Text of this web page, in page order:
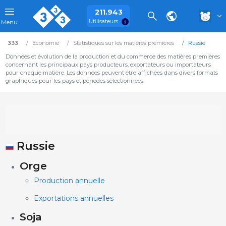
Menu
211.943
Utilisateurs
333 Economie Statistiques sur les matières premières
Russie
Données et évolution de la production et du commerce des matières premières
concernant les principaux pays producteurs, exportateurs ou importateurs
pour chaque matière. Les données peuvent être affichées dans divers formats
graphiques pour les pays et périodes sélectionnées.
Russie
Orge
Production annuelle
Exportations annuelles
Soja